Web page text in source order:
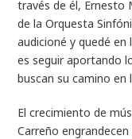
través de él, Ernesto
de la Orquesta
audicioné y quedé en
es seguir aportando
buscan su camino en
El crecimiento de
Carreño